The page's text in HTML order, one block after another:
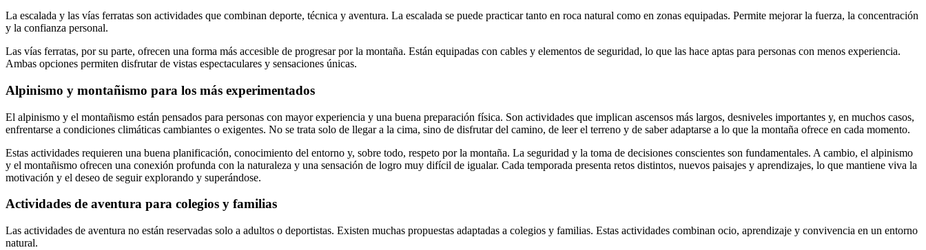
La escalada y las vías ferratas son actividades que combinan deporte, técnica y aventura. La escalada se puede practicar tanto en roca natural como en zonas equipadas. Permite mejorar la fuerza, la concentración
y la confianza personal.
Las vías ferratas, por su parte, ofrecen una forma más accesible de progresar por la montaña. Están equipadas con cables y elementos de seguridad, lo que las hace aptas para personas con menos experiencia.
Ambas opciones permiten disfrutar de vistas espectaculares y sensaciones únicas.
Alpinismo y montañismo para los más experimentados
El alpinismo y el montañismo están pensados para personas con mayor experiencia y una buena preparación física. Son actividades que implican ascensos más largos, desniveles importantes y, en muchos casos,
enfrentarse a condiciones climáticas cambiantes o exigentes. No se trata solo de llegar a la cima, sino de disfrutar del camino, de leer el terreno y de saber adaptarse a lo que la montaña ofrece en cada momento.
Estas actividades requieren una buena planificación, conocimiento del entorno y, sobre todo, respeto por la montaña. La seguridad y la toma de decisiones conscientes son fundamentales. A cambio, el alpinismo
y el montañismo ofrecen una conexión profunda con la naturaleza y una sensación de logro muy difícil de igualar. Cada temporada presenta retos distintos, nuevos paisajes y aprendizajes, lo que mantiene viva la
motivación y el deseo de seguir explorando y superándose.
Actividades de aventura para colegios y familias
Las actividades de aventura no están reservadas solo a adultos o deportistas. Existen muchas propuestas adaptadas a colegios y familias. Estas actividades combinan ocio, aprendizaje y convivencia en un entorno
natural.